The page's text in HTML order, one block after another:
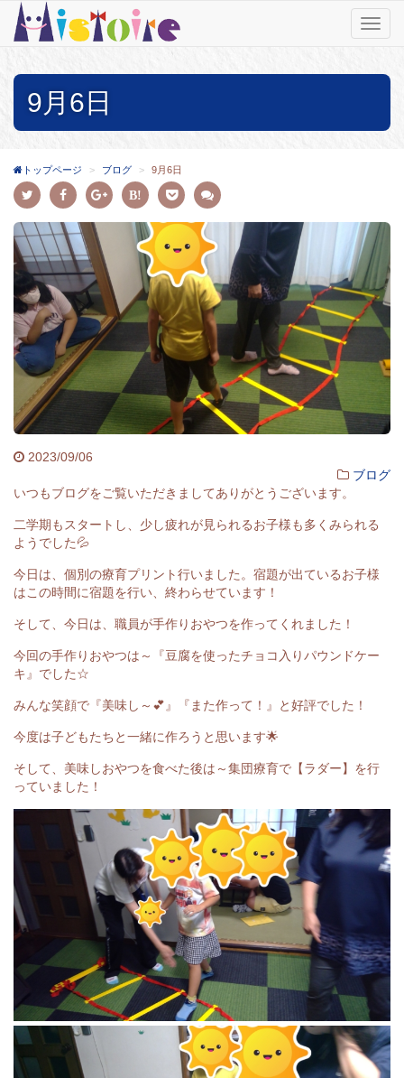
T
o
n
a
i
o
n
9月6日
トップページ ブログ 9月6日
2023/09/06
ブログ
いつもブログをご覧いただきましてありがとうございます。
二学期もスタートし、少し疲れが見られるお子様も多くみられる
ようでした💦
今日は、個別の療育プリント行いました。宿題が出ているお子様
はこの時間に宿題を行い、終わらせています！
そして、今日は、職員が手作りおやつを作ってくれました！
今回の手作りおやつは～『豆腐を使ったチョコ入りパウンドケー
キ』でした☆
みんな笑顔で『美味し～💕』『また作って！』と好評でした！
今度は子どもたちと一緒に作ろうと思います🌟
そして、美味しおやつを食べた後は～集団療育で【ラダー】を行
っていました！